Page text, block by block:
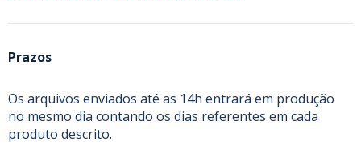
Prazos
Os arquivos enviados até as 14h entrará em produção
no mesmo dia contando os dias referentes em cada
produto descrito.